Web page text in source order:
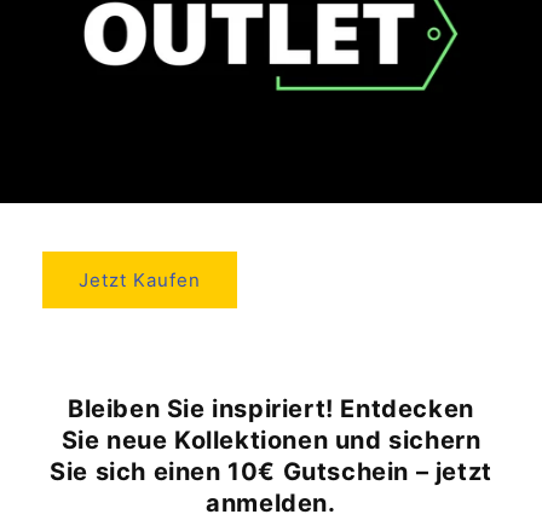
Jetzt Kaufen
Bleiben Sie inspiriert! Entdecken
Sie neue Kollektionen und sichern
Sie sich einen 10€ Gutschein – jetzt
anmelden.